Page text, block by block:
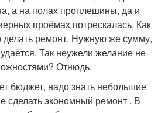
а на полах проплешины, да и
проёмах потрескалась. Как
делать ремонт. Нужную же сумму,
Так неужели желание не
Отнюдь.
бюджет, надо знать небольшие
сделать экономный ремонт . В